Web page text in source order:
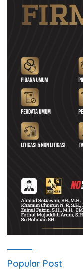
Popular Post